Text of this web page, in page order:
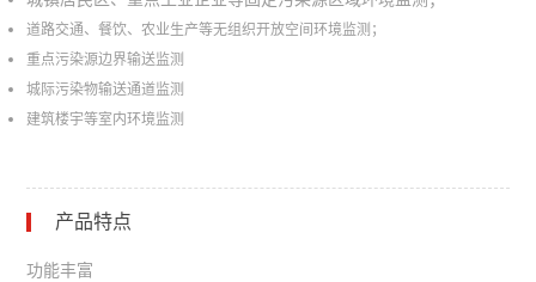
道路交通、餐饮、农业生产等无组织开放空间环境监测；
重点污染源边界输送监测
城际污染物输送通道监测
建筑楼宇等室内环境监测
产品特点
功能丰富